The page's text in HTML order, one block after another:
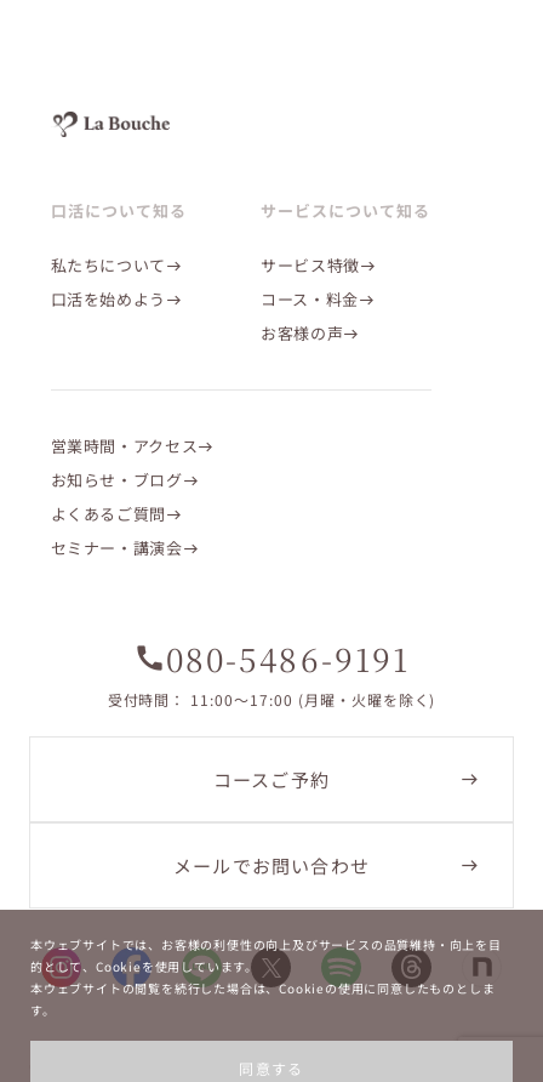
口活について知る
私たちについて
口活を始めよう
サービスについて知る
サービス特徴
コース・料金
お客様の声
営業時間・アクセス
お知らせ・ブログ
よくあるご質問
セミナー・講演会
La Bouche.
コースご予約
メールでお問い合わせ
call080-5486-9191
受付時間： 11:00〜17:00 (月曜・火曜を除く)
本ウェブサイトでは、お客様の利便性の向上及びサービスの品質維持・向上を目
的として、Cookieを使用しています。
本ウェブサイトの閲覧を続行した場合は、Cookieの使用に同意したものとしま
す。
同意する